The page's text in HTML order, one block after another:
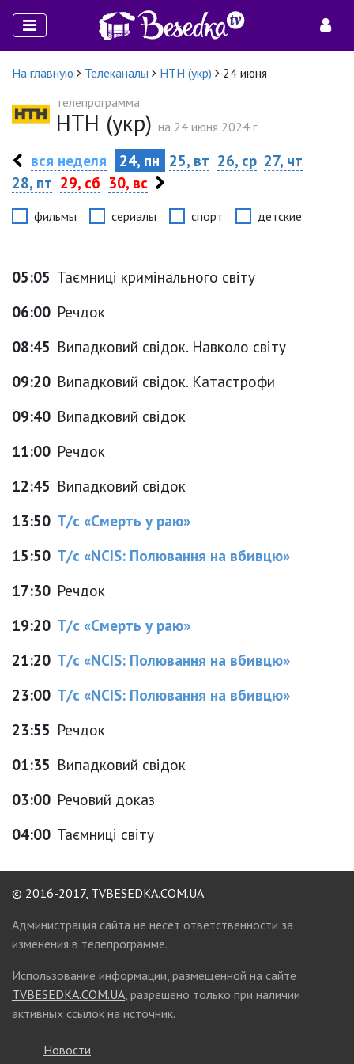
На главную Телеканалы НТН (укр)
24 июня
телепрограмма
НТН (укр) на 24 июня 2024 г.
вся неделя 24, пн 25, вт 26, ср 27, чт
28, пт 29, сб 30, вс
фильмы сериалы спорт детские
05:05 Таємниці кримінального світу
06:00 Речдок
08:45 Випадковий свідок. Навколо світу
09:20 Випадковий свідок. Катастрофи
09:40 Випадковий свідок
11:00 Речдок
12:45 Випадковий свідок
13:50 Т/с «Смерть у раю»
15:50 Т/с «NCIS: Полювання на вбивцю»
17:30 Речдок
19:20 Т/с «Смерть у раю»
21:20 Т/с «NCIS: Полювання на вбивцю»
23:00 Т/с «NCIS: Полювання на вбивцю»
23:55 Речдок
01:35 Випадковий свідок
03:00 Речовий доказ
04:00 Таємниці світу
© 2016-2017, TVBESEDKA.COM.UA
Администрация сайта не несет ответственности за
изменения в телепрограмме.
Использование информации, размещенной на сайте
TVBESEDKA.COM.UA, разрешено только при наличии
активных ссылок на источник.
Новости